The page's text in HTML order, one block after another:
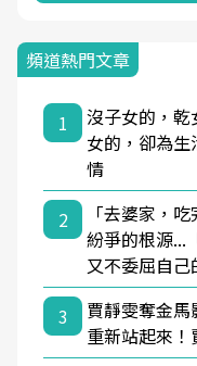
頻道熱門文章
1
沒子女的，
女的，卻為
情
2
「去婆家，
紛爭的根源...
又不委屈自
3
賈靜雯奪金
重新站起來